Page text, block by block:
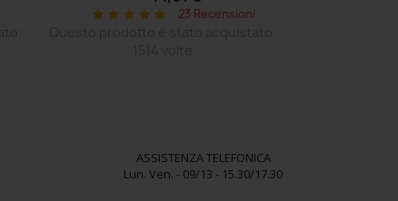
star star star star star 23 Recensioni
ASSISTENZA TELEFONICA
Lun. Ven. - 09/13 - 15.30/17.30